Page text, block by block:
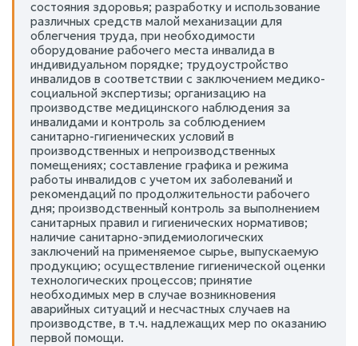
состояния здоровья; разработку и использование
различных средств малой механизации для
облегчения труда, при необходимости
оборудование рабочего места инвалида в
индивидуальном порядке; трудоустройство
инвалидов в соответствии с заключением медико-
социальной экспертизы; организацию на
производстве медицинского наблюдения за
инвалидами и контроль за соблюдением
санитарно-гигиенических условий в
производственных и непроизводственных
помещениях; составление графика и режима
работы инвалидов с учетом их заболеваний и
рекомендаций по продолжительности рабочего
дня; производственный контроль за выполнением
санитарных правил и гигиенических нормативов;
наличие санитарно-эпидемиологических
заключений на применяемое сырье, выпускаемую
продукцию; осуществление гигиенической оценки
технологических процессов; принятие
необходимых мер в случае возникновения
аварийных ситуаций и несчастных случаев на
производстве, в т.ч. надлежащих мер по оказанию
первой помощи.